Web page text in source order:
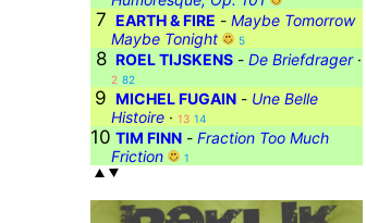
7 EARTH & FIRE - Maybe Tomorrow
Maybe Tonight
5
8 ROEL TIJSKENS - De Briefdrager·
2 82
9 MICHEL FUGAIN - Une Belle
Histoire · 13 14
10 TIM FINN - Fraction Too Much
Friction
1